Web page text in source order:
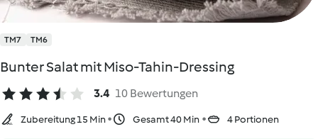
TM7 TM6
Bunter Salat mit Miso-Tahin-Dressing
3.4 10 Bewertungen
Zubereitung 15 Min Gesamt 40 Min 4 Portionen